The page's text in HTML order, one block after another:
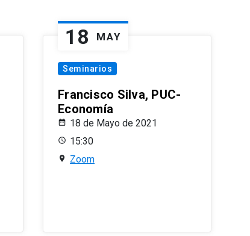
18 MAY
Seminarios
Francisco Silva, PUC-
Economía
18 de Mayo de 2021
15:30
Zoom